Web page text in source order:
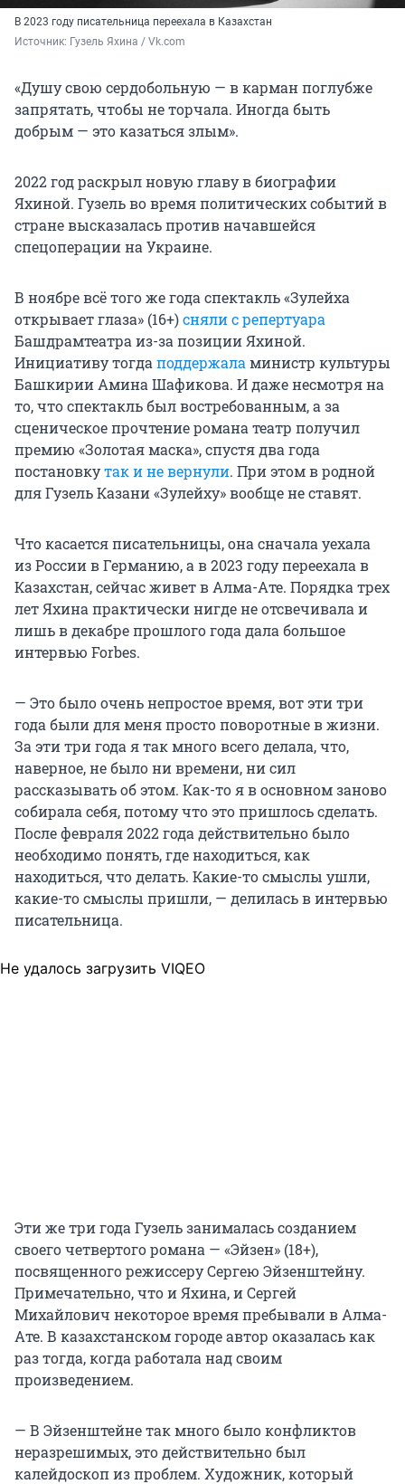
В 2023 году писательница переехала в Казахстан
Источник: Гузель Яхина / Vk.com
«Душу свою сердобольную — в карман поглубже
запрятать, чтобы не торчала. Иногда быть
добрым — это казаться злым».
2022 год раскрыл новую главу в биографии
Яхиной. Гузель во время политических событий в
стране высказалась против начавшейся
спецоперации на Украине.
В ноябре всё того же года спектакль «Зулейха
открывает глаза» (16+)сняли с репертуара
Башдрамтеатра из-за позиции Яхиной.
Инициативу тогда поддержала министр культуры
Башкирии Амина Шафикова. И даже несмотря на
то, что спектакль был востребованным, а за
сценическое прочтение романа театр получил
премию «Золотая маска», спустя два года
постановкутак и не вернули. При этом в родной
для Гузель Казани «Зулейху» вообще не ставят.
Что касается писательницы, она сначала уехала
из России в Германию, а в 2023 году переехала в
Казахстан, сейчас живет в Алма-Ате. Порядка трех
лет Яхина практически нигде не отсвечивала и
лишь в декабре прошлого года дала большое
интервью Forbes.
— Это было очень непростое время, вот эти три
года были для меня просто поворотные в жизни.
За эти три года я так много всего делала, что,
наверное, не было ни времени, ни сил
рассказывать об этом. Как-то я в основном заново
собирала себя, потому что это пришлось сделать.
После февраля 2022 года действительно было
необходимо понять, где находиться, как
находиться, что делать. Какие-то смыслы ушли,
какие-то смыслы пришли, — делилась в интервью
писательница.
Не удалось загрузить VIQEO
Эти же три года Гузель занималась созданием
своего четвертого романа — «Эйзен» (18+),
посвященного режиссеру Сергею Эйзенштейну.
Примечательно, что и Яхина, и Сергей
Михайлович некоторое время пребывали в Алма-
Ате. В казахстанском городе автор оказалась как
раз тогда, когда работала над своим
произведением.
— В Эйзенштейне так много было конфликтов
неразрешимых, это действительно был
калейдоскоп из проблем. Художник, который